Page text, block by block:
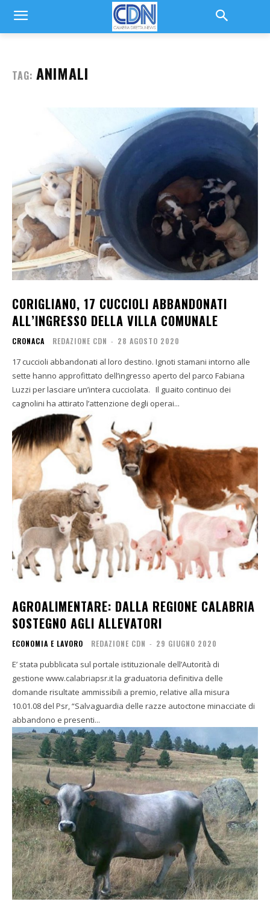
TAG: ANIMALI
CORIGLIANO, 17 CUCCIOLI ABBANDONATI
ALL’INGRESSO DELLA VILLA COMUNALE
CRONACA REDAZIONE CDN - 28 AGOSTO 2020
17 cuccioli abbandonati al loro destino. Ignoti stamani intorno alle
sette hanno approfittato dell’ingresso aperto del parco Fabiana
Luzzi per lasciare un’intera cucciolata. Il guaito continuo dei
cagnolini ha attirato l’attenzione degli operai...
AGROALIMENTARE: DALLA REGIONE CALABRIA
SOSTEGNO AGLI ALLEVATORI
ECONOMIA E LAVORO REDAZIONE CDN - 29 GIUGNO 2020
E’ stata pubblicata sul portale istituzionale dell’Autorità di
gestione www.calabriapsr.it la graduatoria definitiva delle
domande risultate ammissibili a premio, relative alla misura
10.01.08 del Psr, “Salvaguardia delle razze autoctone minacciate di
abbandono e presenti...